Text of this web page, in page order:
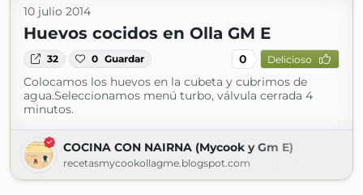
10 julio 2014
Huevos cocidos en Olla GM E
32 0 Guardar 0 Delicioso
Colocamos los huevos en la cubeta y cubrimos de
agua.Seleccionamos menú turbo, válvula cerrada 4
minutos.
COCINA CON NAIRNA (Mycook y Gm E)
recetasmycookollagme.blogspot.com